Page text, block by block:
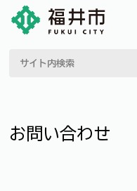
お問い合わせ